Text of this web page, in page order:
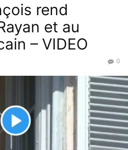
rend
et au
– VIDEO
0